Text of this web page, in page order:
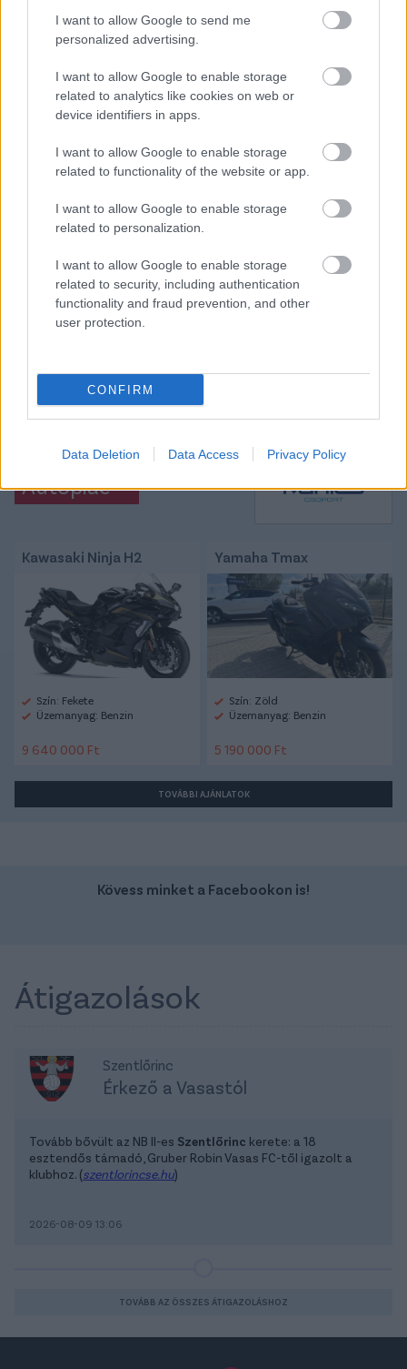
I want to allow Google to send me
personalized advertising.
I want to allow Google to enable storage
related to analytics like cookies on web or
device identifiers in apps.
I want to allow Google to enable storage
related to functionality of the website or app.
I want to allow Google to enable storage
related to personalization.
I want to allow Google to enable storage
related to security, including authentication
functionality and fraud prevention, and other
user protection.
CONFIRM
Data Deletion Data Access Privacy Policy
Óriási csatára késztette az egyik legerősebb magyar
klubot az NB II-es Szeged, amely a 85. perctól több
Fehérvár egy öngóllal jutott végül a Magyar Kupa
legjobb 16 csapata közé.
Itt állíthatod be, hogy a Csakfoci az elsők
között legyen a Google-találatokban
Tetszett a cikk? Megosztanád?
#MAGYAR KUPA
#SZEGED
GROSICS AKADÉMIA
#JUHÁSZ ROLAND
Autópiac
Kawasaki Ninja H2
Szín: Fekete
Üzemanyag: Benzin
9 640 000 Ft
Yamaha Tmax
Szín: Zöld
Üzemanyag: Benzin
5 190 000 Ft
TOVÁBBI AJÁNLATOK
Kövess minket a Facebookon is!
Átigazolások
Szentlőrinc
Érkező a Vasastól
Tovább bővült az NB II-es Szentlőrinc kerete: a 18
esztendős támadó, Gruber Robin Vasas FC-től igazolt a
klubhoz. (szentlorincse.hu)
2026-08-09 13:06
TOVÁBB AZ ÖSSZES ÁTIGAZOLÁSHOZ